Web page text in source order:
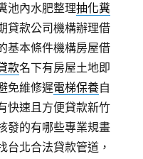
池內水肥整理抽化糞
貸款公司機構辦理借
基本條件機構房屋借
款名下有房屋土地即
免維修遲電梯保養自
快速且方便貸款新竹
發的有哪些專業規畫
台北合法貸款管道，